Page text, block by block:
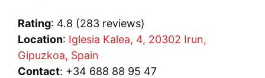
Rating: 4.8 (283 reviews)
Location: Iglesia Kalea, 4, 20302 Irun,
Gipuzkoa, Spain
Contact: +34 688 88 95 47